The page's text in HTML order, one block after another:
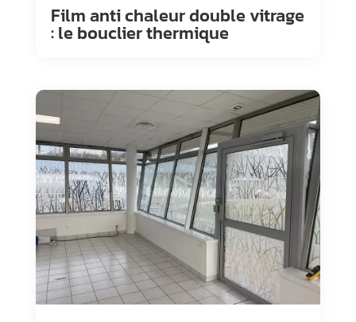
Film anti chaleur double vitrage
: le bouclier thermique